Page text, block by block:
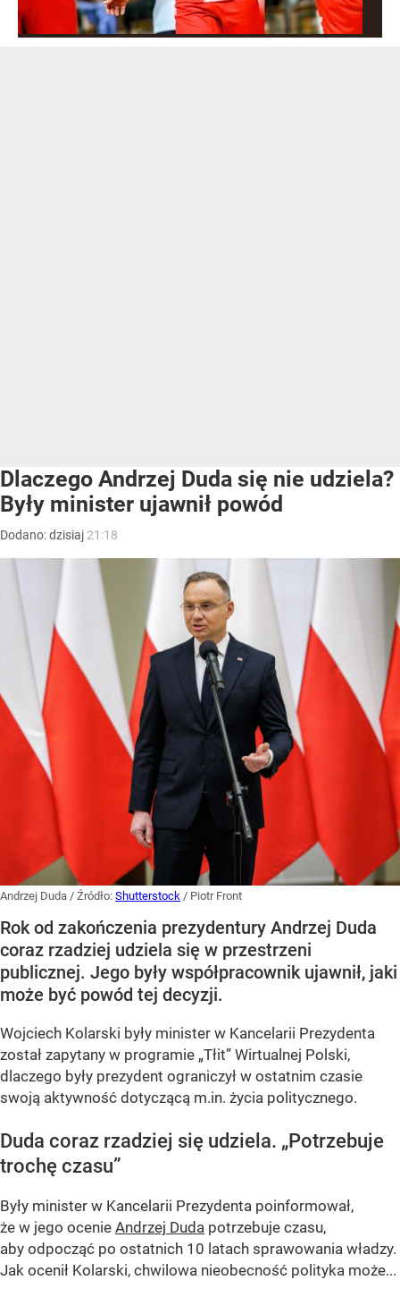
Dlaczego Andrzej Duda się nie udziela?
Były minister ujawnił powód
Dodano:dzisiaj 21:18
Andrzej Duda / Źródło: Shutterstock / Piotr Front
Rok od zakończenia prezydentury Andrzej Duda
coraz rzadziej udziela się w przestrzeni
publicznej. Jego były współpracownik ujawnił, jaki
może być powód tej decyzji.
Wojciech Kolarski były minister w Kancelarii Prezydenta
został zapytany w programie „Tłit” Wirtualnej Polski,
dlaczego były prezydent ograniczył w ostatnim czasie
swoją aktywność dotyczącą m.in. życia politycznego.
Duda coraz rzadziej się udziela. „Potrzebuje
trochę czasu”
Były minister w Kancelarii Prezydenta poinformował,
że w jego ocenie Andrzej Duda potrzebuje czasu,
aby odpocząć po ostatnich 10 latach sprawowania władzy.
Jak ocenił Kolarski, chwilowa nieobecność polityka może...